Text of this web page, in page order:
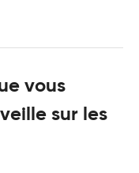
vous
sur les